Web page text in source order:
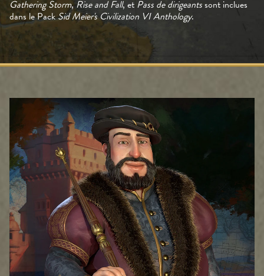
Gathering Storm,Rise and Fall, et Pass de dirigeantssont inclues
dans le Pack Sid Meier's Civilization VI Anthology.